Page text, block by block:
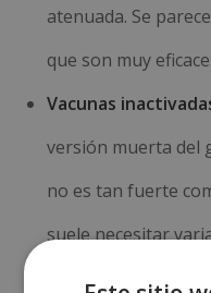
atenuada. Se
que son muy
Vacunas
versión muerta del
no es tan fuerte
suele necesitar